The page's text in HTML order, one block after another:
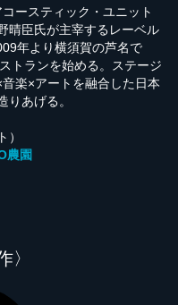
ースティック・ユニット
晴臣氏が主宰するレーベル
年より横須賀の芦名で
トランを始める。ステージ
楽×アートを融合した日本
りあげる。
）
農園
〉